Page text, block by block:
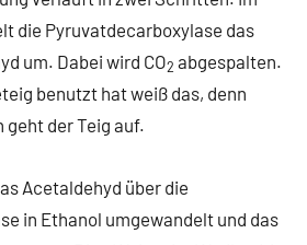
die Pyruvatdecarboxylase das
um. Dabei wird CO2 abgespalten.
benutzt hat weiß das, denn
geht der Teig auf.
Acetaldehyd über die
in Ethanol umgewandelt und das